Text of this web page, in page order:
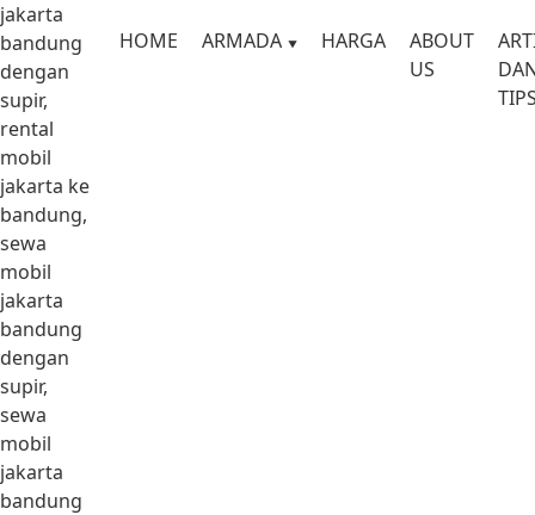
jakarta
bandung
dengan
supir,
rental
mobil
jakarta ke
bandung,
sewa
mobil
jakarta
bandung
dengan
supir,
sewa
mobil
jakarta
bandung
HOME ARMADA HARGA
ABOUT
US